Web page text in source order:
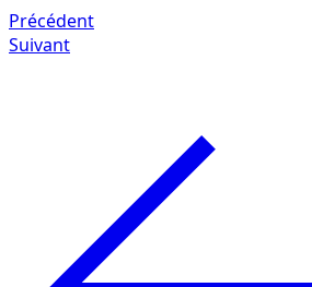
Précédent
Suivant